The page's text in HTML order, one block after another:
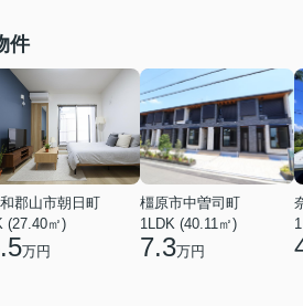
件
郡山市朝日町
(27.40㎡)
万円
橿原市中曽司町
1LDK (40.11㎡)
7.3万円